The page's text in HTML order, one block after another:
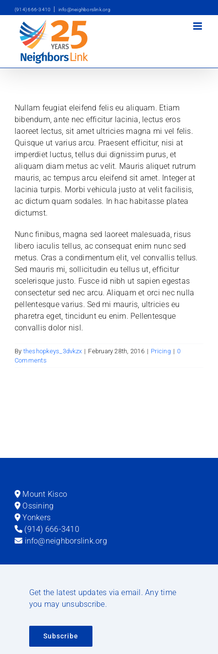
to
content
(914) 666-3410 | info@neighborslink.org
Nullam feugiat eleifend felis eu aliquam. Etiam
bibendum, ante nec efficitur lacinia, lectus eros
laoreet lectus, sit amet ultricies magna mi vel felis.
Quisque ut varius arcu. Praesent efficitur, nisi at
imperdiet luctus, tellus dui dignissim purus, et
aliquam diam metus ac velit. Mauris aliquet rutrum
mauris, ac tempus arcu eleifend sit amet. Integer at
lacinia turpis. Morbi vehicula justo at velit facilisis,
ac dictum quam sodales. In hac habitasse platea
dictumst.
Nunc finibus, magna sed laoreet malesuada, risus
libero iaculis tellus, ac consequat enim nunc sed
metus. Cras a condimentum elit, vel convallis tellus.
Sed mauris mi, sollicitudin eu tellus ut, efficitur
scelerisque justo. Fusce id nibh ut sapien egestas
consectetur sed nec arcu. Aliquam et orci nec nulla
pellentesque varius. Sed mi mauris, ultricies eu
pharetra eget, tincidunt eu enim. Pellentesque
convallis dolor nisl.
By theshopkeys_3dvkzx | February 28th, 2016 | Pricing | 0
Comments
Mount Kisco
Ossining
Yonkers
(914) 666-3410
info@neighborslink.org
Get the latest updates via email. Any time
you may unsubscribe.
Subscribe